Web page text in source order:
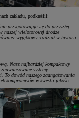
zakładu, podkreślił:
przygotowując się do przyszłej
naszej wielotorowej drodze
wyjątkowy rozdział w historii
Nasz najbardziej kompaktowy
systemy
To dowód naszego zaangażowania
kompromisów w kwestii jakości”.